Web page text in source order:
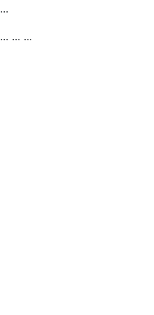
...
... ... ...